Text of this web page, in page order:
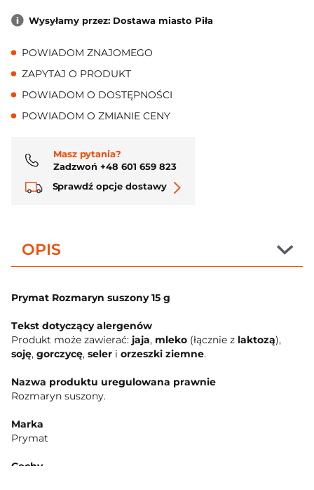
Wysyłamy przez: Dostawa miasto Piła
POWIADOM ZNAJOMEGO
ZAPYTAJ O PRODUKT
POWIADOM O DOSTĘPNOŚCI
POWIADOM O ZMIANIE CENY
Masz pytania?
Zadzwoń +48 601 659 823
Sprawdź opcje dostawy
OPIS
Prymat Rozmaryn suszony 15 g
Tekst dotyczący alergenów
Produkt może zawierać: jaja, mleko (łącznie z laktozą),
soję, gorczycę, seler i orzeszki ziemne.
Nazwa produktu uregulowana prawnie
Rozmaryn suszony.
Marka
Prymat
Cechy